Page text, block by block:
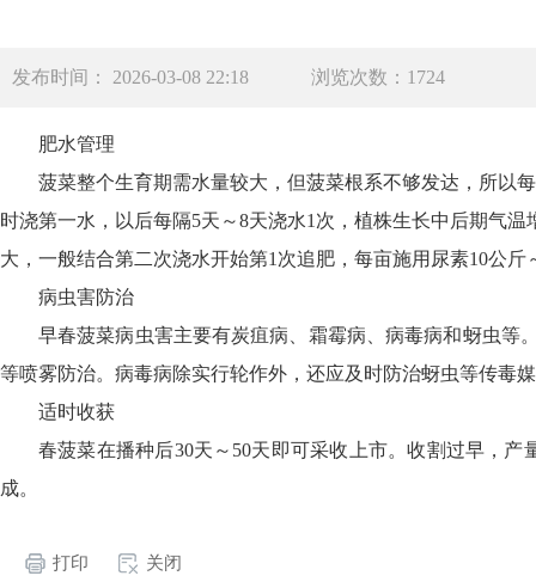
发布时间： 2026-03-08 22:18 浏览次数：1724
肥水管理
菠菜整个生育期需水量较大，但菠菜根系不够发达，所以
时浇第一水，以后每隔5天～8天浇水1次，植株生长中后期气
大，一般结合第二次浇水开始第1次追肥，每亩施用尿素10公
病虫害防治
早春菠菜病虫害主要有炭疽病、霜霉病、病毒病和蚜虫等
等喷雾防治。病毒病除实行轮作外，还应及时防治蚜虫等传毒
适时收获
春菠菜在播种后30天～50天即可采收上市。收割过早，
成。
打印 关闭